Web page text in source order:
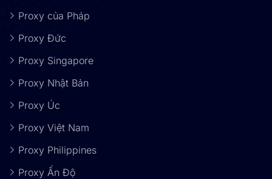
Proxy của Pháp
Proxy Đức
Proxy Singapore
Proxy Nhật Bản
Proxy Úc
Proxy Việt Nam
Proxy Philippines
Proxy Ấn Độ